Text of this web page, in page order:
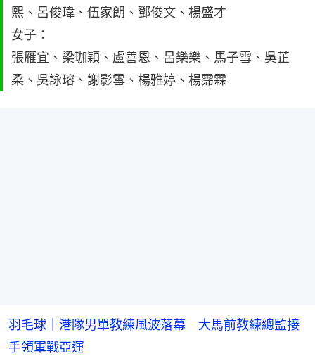
熙、呂俊瑋、伍家朗、鄧俊文、楊盛才
女子：
張雁宜、梁珈穎、盧善恩、呂樂樂、馬子雪、吳芷
柔、吳詠瑢、謝影雪、楊雅婷、楊霈霖
羽毛球｜港隊男單教練風波落幕 大馬前教練總監接
手領軍戰亞運